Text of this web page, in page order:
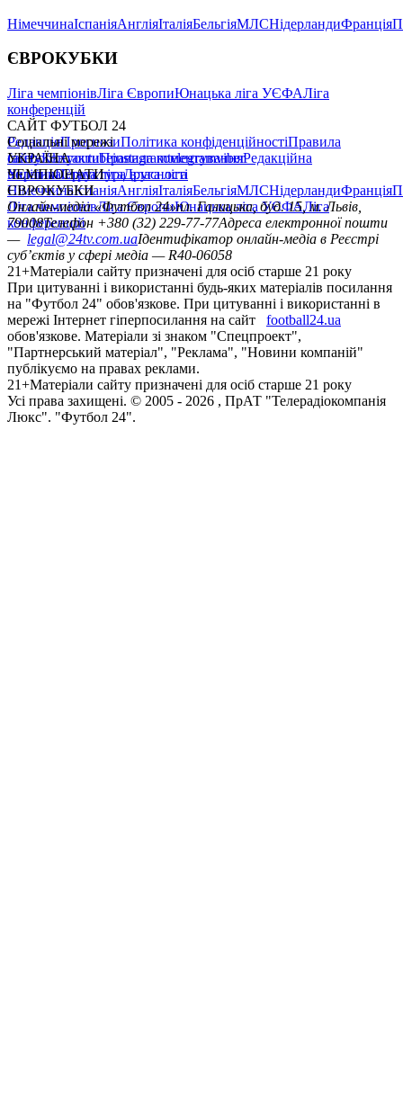
НімеччинаІспаніяАнгліяІталіяБельгіяМЛСНідерландиФранція
ЄВРОКУБКИ
Ліга чемпіонівЛіга ЄвропиЮнацька ліга УЄФАЛіга
конференцій
САЙТ ФУТБОЛ 24
РедакціяПрогнозиПолітика конфіденційностіПравила
сайтуКонтактиПравила коментуванняРедакційна
політикаСтруктура власності
Соціальні мережі
facebookxyoutubeinstagramtelegramviber
УКРАЇНА
УкраїнаПерша лігаДруга ліга
ЧЕМПІОНАТИ
НімеччинаІспаніяАнгліяІталіяБельгіяМЛСНідерландиФранція
ЄВРОКУБКИ
Ліга чемпіонівЛіга ЄвропиЮнацька ліга УЄФАЛіга
конференцій
Онлайн-медіа «Футбол 24»пл. Галицька, буд. 15, м. Львів,
79008Телефон +380 (32) 229-77-77Адреса електронної пошти
— legal@24tv.com.uaІдентифікатор онлайн-медіа в Реєстрі
суб’єктів у сфері медіа — R40-06058
21+Матеріали сайту призначені для осіб старше 21 року
При цитуванні і використанні будь-яких матеріалів посилання
на "Футбол 24" обов'язкове. При цитуванні і використанні в
мережі Інтернет гіперпосилання на сайт
football24.ua
обов'язкове. Матеріали зі знаком "Спецпроект",
"Партнерський матеріал", "Реклама", "Новини компаній"
публікуємо на правах реклами.
21+Матеріали сайту призначені для осіб старше 21 року
Усi права захищенi. © 2005 - 2026 , ПрАТ "Телерадіокомпанія
Люкс". "Футбол 24".